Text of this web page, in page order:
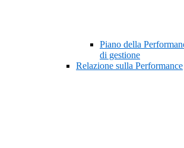
Piano della
di gestione
Relazione sulla Performance